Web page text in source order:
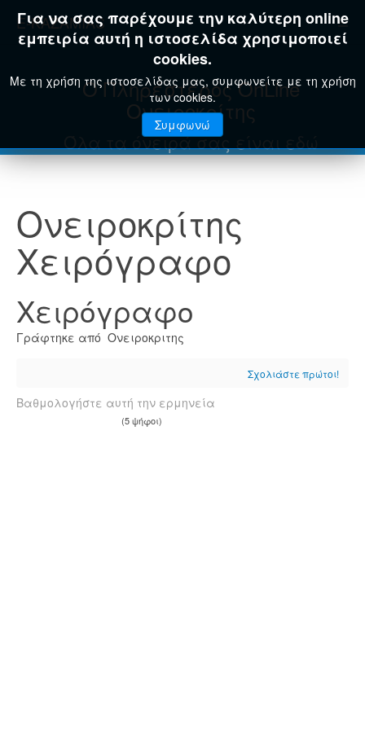
E-KAZAMIAS
Για να σας παρέχουμε την καλύτερη online
εμπειρία αυτή η ιστοσελίδα χρησιμοποιεί
cookies.
Με τη χρήση της ιστοσελίδας μας, συμφωνείτε με τη χρήση
των cookies.
Συμφωνώ
Ο Πληρέστερος OnLine
Ονειροκρίτης
Όλα τα όνειρά σας είναι εδώ
Ονειροκρίτης
Χειρόγραφο
Χειρόγραφο
Γράφτηκε από Ονειροκριτης
Σχολιάστε πρώτοι!
Βαθμολογήστε αυτή την ερμηνεία
(5 ψήφοι)